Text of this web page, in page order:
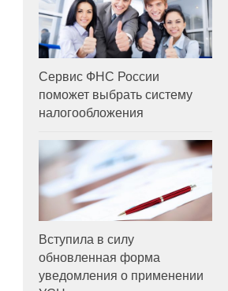
Сервис ФНС России
поможет выбрать систему
налогообложения
Вступила в силу
обновленная форма
уведомления о применении